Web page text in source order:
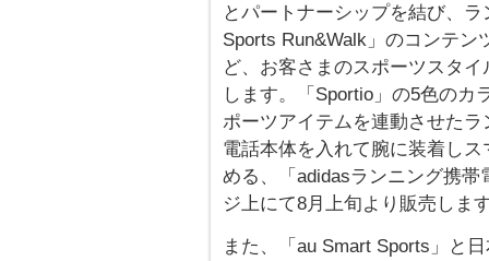
とパートナーシップを結び、
Sports Run&Walk」のコンテ
ど、お客さまのスポーツスタ
します。「Sportio」の5色のカ
ポーツアイテムを連動させた
電話本体を入れて腕に装着し
める、「adidasランニング携
ジ上にて8月上旬より販売しま
また、「au Smart Sports」と